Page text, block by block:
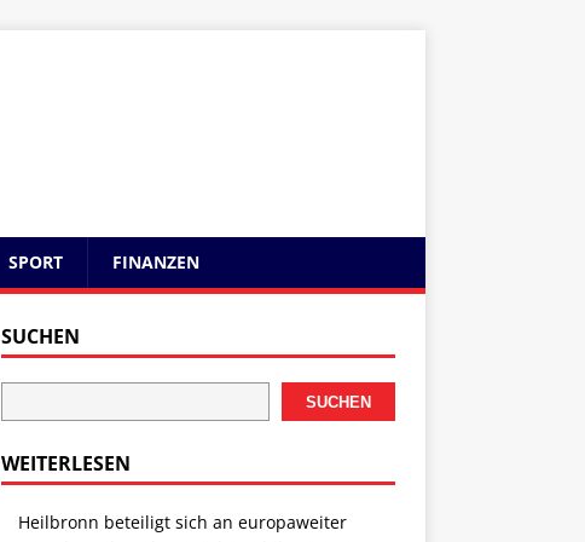
SPORT FINANZEN
SUCHEN
SUCHEN
WEITERLESEN
Heilbronn beteiligt sich an europaweiter